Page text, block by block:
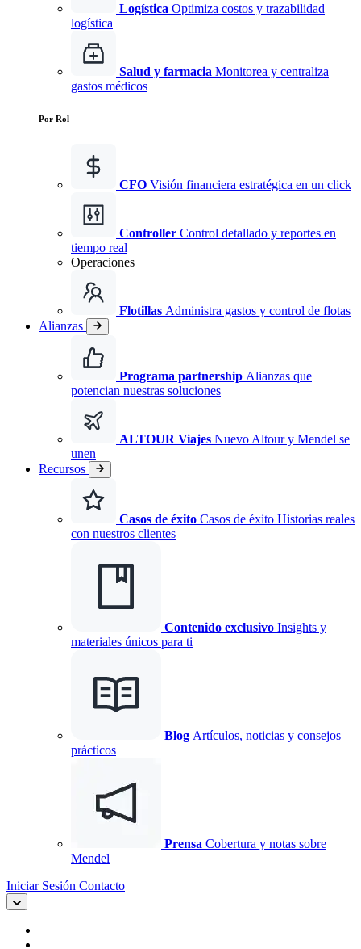
Logística Optimiza costos y trazabilidad
logística
Salud y farmacia Monitorea y centraliza
gastos médicos
Por Rol
CFO Visión financiera estratégica en un click
Controller Control detallado y reportes en
tiempo real
Operaciones
Flotillas Administra gastos y control de flotas
Alianzas
Programa partnership Alianzas que
potencian nuestras soluciones
ALTOUR Viajes Nuevo Altour y Mendel se
unen
Recursos
Casos de éxito Casos de éxito Historias reales
con nuestros clientes
Contenido exclusivo Insights y
materiales únicos para ti
Blog Artículos, noticias y consejos
prácticos
Prensa Cobertura y notas sobre
Mendel
Iniciar Sesión Contacto